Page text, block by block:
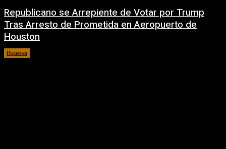
Republicano se Arrepiente de Votar por Trump
Tras Arresto de Prometida en Aeropuerto de
Houston
Houston